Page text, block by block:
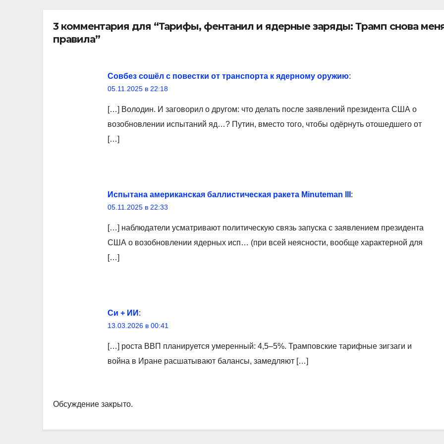
3 комментария для “Тарифы, фентанил и ядерные заряды: Трамп снова
правила”
Совбез сошёл с повестки от транспорта к ядерному оружию:
05.11.2025 в 22:18
[…] Володин. И заговорил о другом: что делать после заявлений президента США о
возобновлении испытаний яд…? Путин, вместо того, чтобы одёрнуть отошедшего от
[…]
Испытана американская баллистическая ракета Minuteman III :
05.11.2025 в 22:33
[…] наблюдатели усматривают политическую связь запуска с заявлением президента
США о возобновлении ядерных исп… (при всей неясности, вообще характерной для
[…]
Си + ИИ :
13.03.2026 в 00:41
[…] роста ВВП планируется умеренный: 4,5–5%. Трамповские тарифные зигзаги и
война в Иране расшатывают балансы, замедляют […]
Обсуждение закрыто.